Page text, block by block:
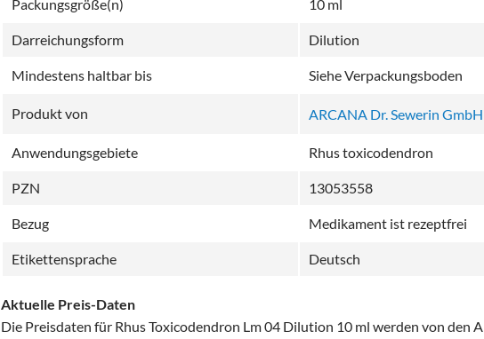
Packungsgröße(n) 10 ml
Darreichungsform Dilution
Mindestens haltbar bis Siehe Verpackungsboden
Produkt von ARCANA Dr. Sewerin
Anwendungsgebiete Rhus toxicodendron
PZN 13053558
Bezug Medikament ist rezeptfrei
Etikettensprache Deutsch
Aktuelle Preis-Daten
Die Preisdaten für Rhus Toxicodendron Lm 04 Dilution 10 ml werden von den